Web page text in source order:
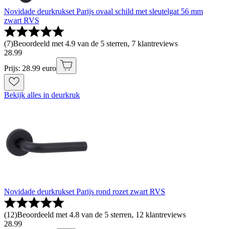
Novidade deurkrukset Parijs ovaal schild met sleutelgat 56 mm
zwart RVS
(7)Beoordeeld met 4.9 van de 5 sterren, 7 klantreviews
28.99
Prijs: 28.99 euro
Bekijk alles in deurkruk
Novidade deurkrukset Parijs rond rozet zwart RVS
(12)Beoordeeld met 4.8 van de 5 sterren, 12 klantreviews
28.99